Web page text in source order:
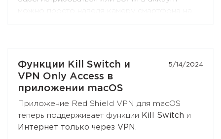
Установите приложение на Ваш Apple TV -
просто введите "Red Shield VPN" в поиске
AppStore.
Функции Kill Switch и
VPN Only Access в
приложении macOS
5/14/2024
Приложение Red Shield VPN для macOS
теперь поддерживает функции Kill Switch и
Интернет только через VPN .